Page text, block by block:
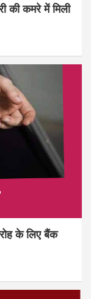
की कमरे में मिली
के लिए बैंक